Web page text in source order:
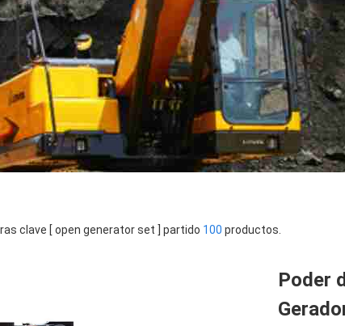
clave [ open generator set ] partido 100 productos.
Poder